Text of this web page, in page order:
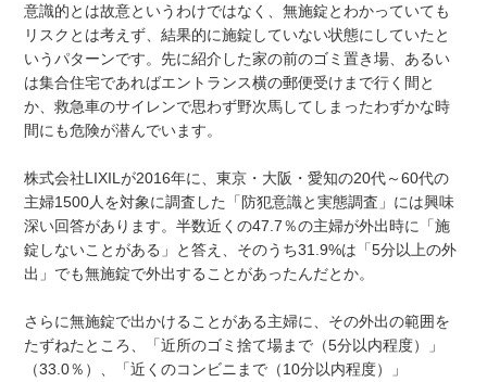
意識的とは故意というわけではなく、無施錠とわかっていても
リスクとは考えず、結果的に施錠していない状態にしていたと
いうパターンです。先に紹介した家の前のゴミ置き場、あるい
は集合住宅であればエントランス横の郵便受けまで行く間と
か、救急車のサイレンで思わず野次馬してしまったわずかな時
間にも危険が潜んでいます。
株式会社LIXILが2016年に、東京・大阪・愛知の20代～60代の
主婦1500人を対象に調査した「防犯意識と実態調査」には興味
深い回答があります。半数近くの47.7％の主婦が外出時に「施
錠しないことがある」と答え、そのうち31.9%は「5分以上の外
出」でも無施錠で外出することがあったんだとか。
さらに無施錠で出かけることがある主婦に、その外出の範囲を
たずねたところ、「近所のゴミ捨て場まで（5分以内程度）」
（33.0％）、「近くのコンビニまで（10分以内程度）」